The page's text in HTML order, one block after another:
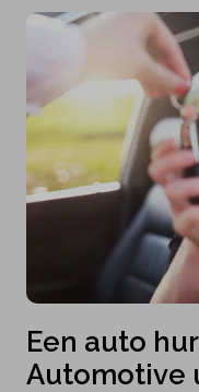
Een auto
Automotive